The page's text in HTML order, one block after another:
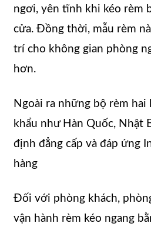
ngơi, yên tĩnh khi kéo rèm
cửa. Đồng thời, mẫu rèm
trí cho không gian phòng
hơn.
Ngoài ra những bộ rèm hai
khẩu như Hàn Quốc, Nhật
định đẳng cấp và đáp ứng
hàng
Đối với phòng khách,
vận hành rèm kéo ngang